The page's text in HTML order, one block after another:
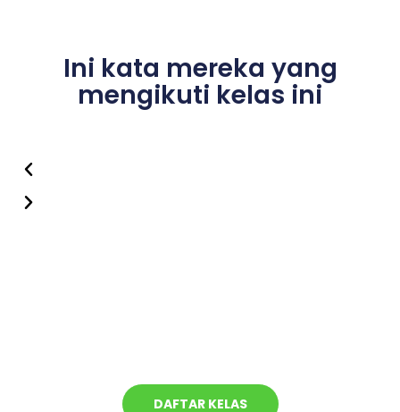
Ini kata mereka yang
mengikuti kelas ini
DAFTAR KELAS